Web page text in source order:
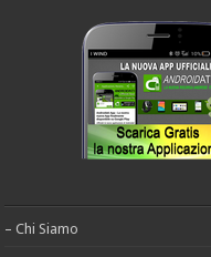
– Chi Siamo